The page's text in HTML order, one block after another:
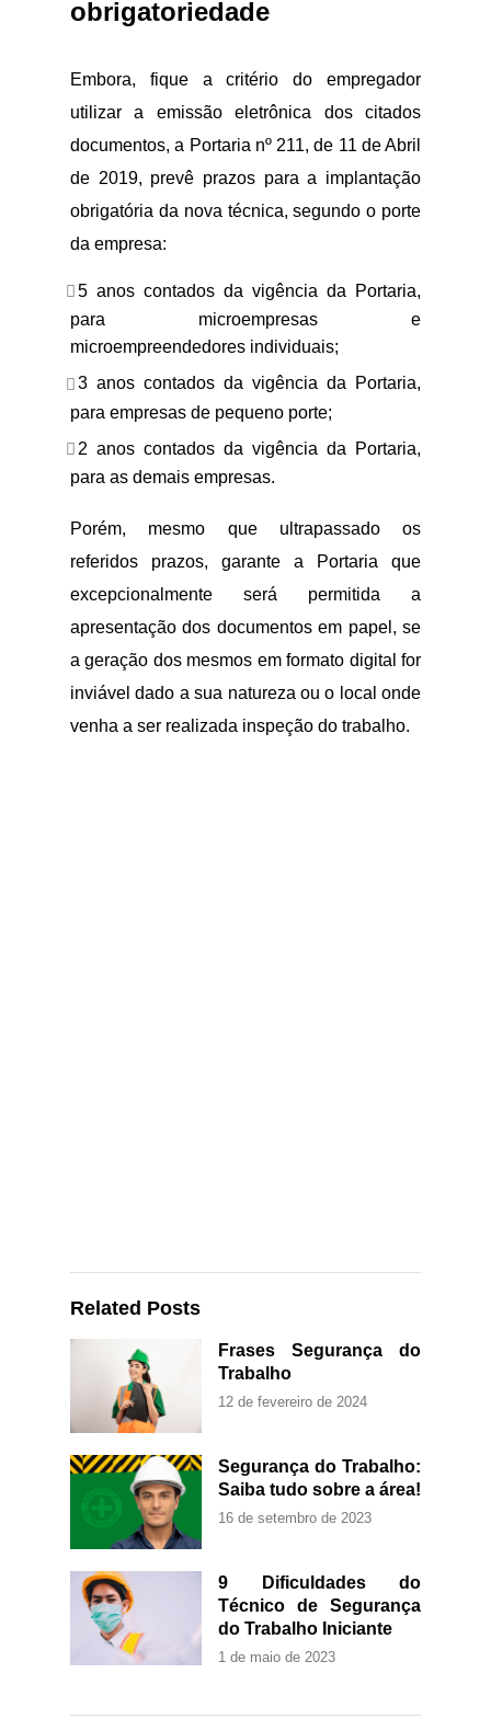
obrigatoriedade
Embora, fique a critério do empregador
utilizar a emissão eletrônica dos citados
documentos, a Portaria nº 211, de 11 de Abril
de 2019, prevê prazos para a implantação
obrigatória da nova técnica, segundo o porte
da empresa:
5 anos contados da vigência da Portaria,
para microempresas e
microempreendedores individuais;
3 anos contados da vigência da Portaria,
para empresas de pequeno porte;
2 anos contados da vigência da Portaria,
para as demais empresas.
Porém, mesmo que ultrapassado os
referidos prazos, garante a Portaria que
excepcionalmente será permitida a
apresentação dos documentos em papel, se
a geração dos mesmos em formato digital for
inviável dado a sua natureza ou o local onde
venha a ser realizada inspeção do trabalho.
Related Posts
Frases Segurança do
Trabalho
12 de fevereiro de 2024
Segurança do Trabalho:
Saiba tudo sobre a área!
16 de setembro de 2023
9 Dificuldades do
Técnico de Segurança
do Trabalho Iniciante
1 de maio de 2023